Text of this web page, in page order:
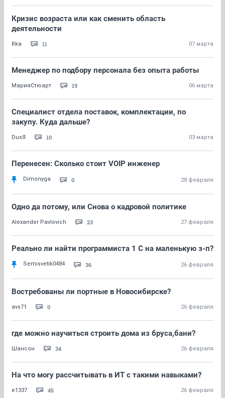
Кризис возраста или как сменить область
деятельности
Rka 11 07 марта
Менеджер по подбору персонала без опыта работы
МарияСтюарт 19 06 марта
Специалист отдела поставок, комплектации, по
закупу. Куда дальше?
DusЯ 10 03 марта
Перенесен: Сколько стоит VOIP инженер
Dimonyga 0 28 февраля
Одно да потому, или Снова о кадровой политике
Alexander Pavlovich 23 27 февраля
Реально ли найти программиста 1 С на маленькую з-п?
Semisvetik0484 36 26 февраля
Востребованы ли портные в Новосибирске?
avs71 0 26 февраля
где можно научиться строить дома из бруса,бани?
Шансон 34 26 февраля
На что могу рассчитывать в ИТ с такими навыками?
e1337 45 26 февраля